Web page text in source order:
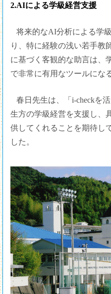
2.AIによる学級経営支援
将来的なAI分析による学
り、特に経験の浅い若手教
に基づく客観的な助言は、
で非常に有用なツールにな
春日先生は、「i-checkを
生方の学級経営を支援し、
供してくれることを期待し
した。